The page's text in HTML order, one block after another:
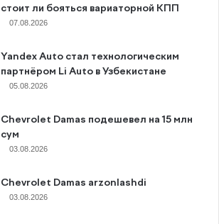
стоит ли бояться вариаторной КПП
07.08.2026
Yandex Auto стал технологическим
партнёром Li Auto в Узбекистане
05.08.2026
Chevrolet Damas подешевел на 15 млн
сум
03.08.2026
Chevrolet Damas arzonlashdi
03.08.2026